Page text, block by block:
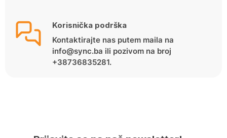
Korisnička podrška
Kontaktirajte nas putem maila na
info@sync.ba ili pozivom na broj
+38736835281.